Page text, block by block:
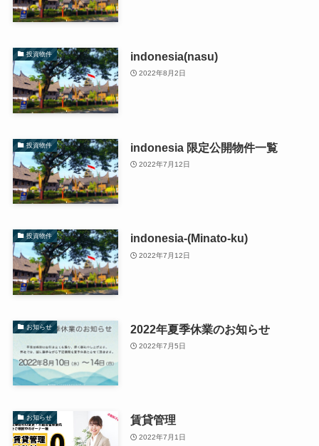
投資物件 indonesia(nasu)
2022年8月2日
投資物件 indonesia 限定公開物件一覧
2022年7月12日
投資物件 indonesia-(Minato-ku)
2022年7月12日
お知らせ 2022年夏季休業のお知らせ
2022年7月5日
お知らせ 賃貸管理
2022年7月1日